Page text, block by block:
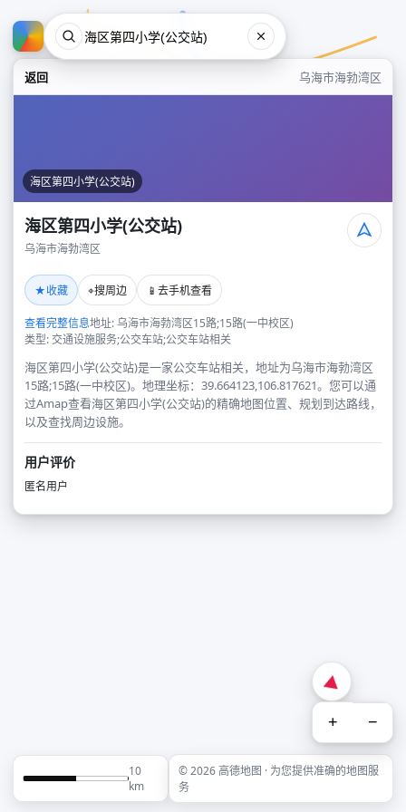
返回 乌海市海勃湾区
海区第四小学(公交站)
海区第四小学(公交站)
乌海市海勃湾区
★收藏 ⌖搜周边 📱 去手机查看
查看完整信息地址: 乌海市海勃湾区15路;15路(一中校区)
类型: 交通设施服务;公交车站;公交车站相关
海区第四小学(公交站)是一家公交车站相关，地址为乌海市海勃湾区
15路;15路(一中校区)。地理坐标：39.664123,106.817621。您可以通
过Amap查看海区第四小学(公交站)的精确地图位置、规划到达路线，
以及查找周边设施。
用户评价
匿名用户
+ −
10
km
© 2026 高德地图 · 为您提供准确的地图服
务